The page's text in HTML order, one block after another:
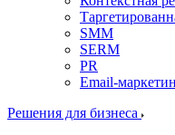
SMM
SERM
PR
Email-
Решения для бизнеса